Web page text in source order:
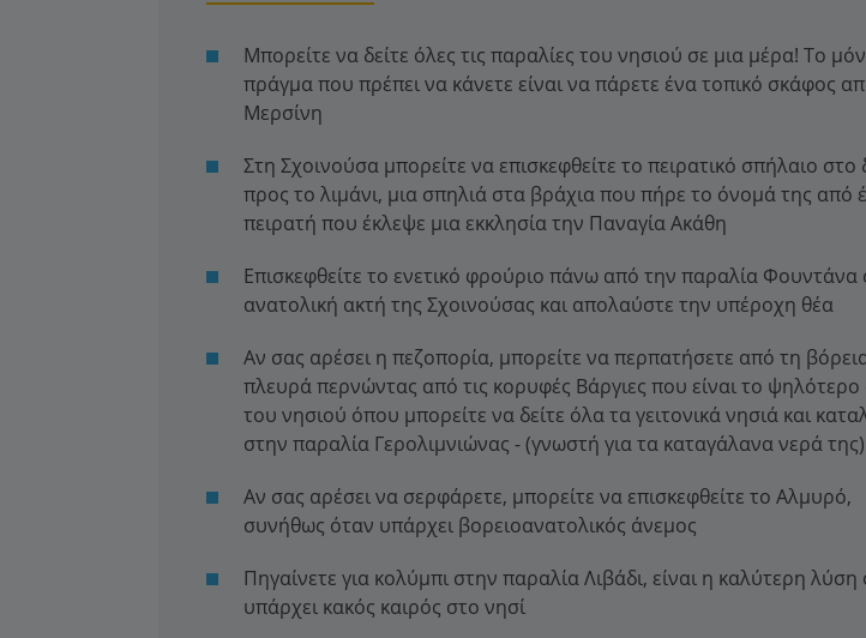
Μπορείτε να δείτε όλες τις παραλίες του νησιού σε μια μέρα! Το
πράγμα που πρέπει να κάνετε είναι να πάρετε ένα τοπικό σκάφος
Μερσίνη
Στη Σχοινούσα μπορείτε να επισκεφθείτε το πειρατικό σπήλαιο
προς το λιμάνι, μια σπηλιά στα βράχια που πήρε το όνομά της από
πειρατή που έκλεψε μια εκκλησία την Παναγία Ακάθη
Επισκεφθείτε το ενετικό φρούριο πάνω από την παραλία Φουντάνα
ανατολική ακτή της Σχοινούσας και απολαύστε την υπέροχη θέα
Αν σας αρέσει η πεζοπορία, μπορείτε να περπατήσετε από τη
πλευρά περνώντας από τις κορυφές Βάργιες που είναι το ψηλότερο
του νησιού όπου μπορείτε να δείτε όλα τα γειτονικά νησιά και
στην παραλία Γερολιμνιώνας - (γνωστή για τα καταγάλανα νερά της)
Αν σας αρέσει να σερφάρετε, μπορείτε να επισκεφθείτε το Αλμυρό,
συνήθως όταν υπάρχει βορειοανατολικός άνεμος
Πηγαίνετε για κολύμπι στην παραλία Λιβάδι, είναι η καλύτερη λύση
υπάρχει κακός καιρός στο νησί